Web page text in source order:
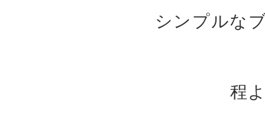
シンプルな
程